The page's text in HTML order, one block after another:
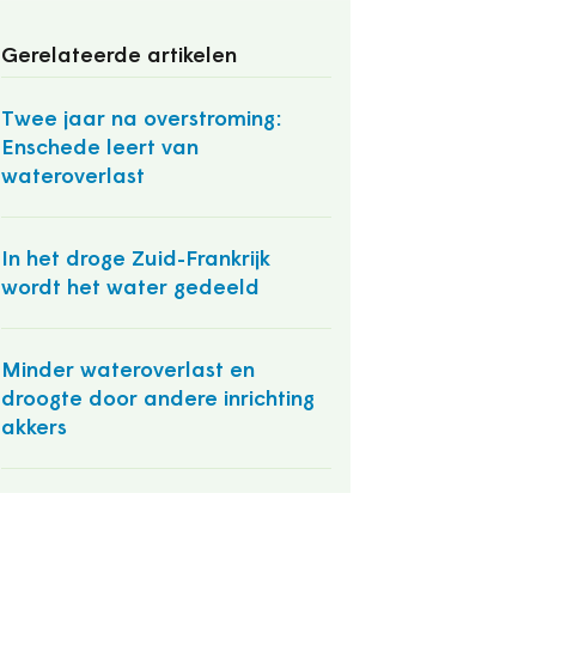
Gerelateerde artikelen
Twee jaar na overstroming:
Enschede leert van
wateroverlast
In het droge Zuid-Frankrijk
wordt het water gedeeld
Minder wateroverlast en
droogte door andere inrichting
akkers